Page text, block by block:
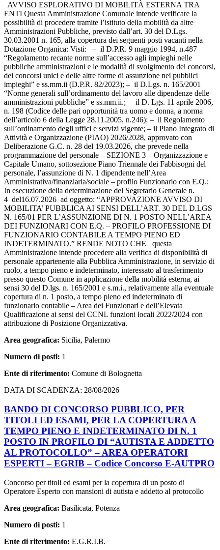
AVVISO ESPLORATIVO DI MOBILITÀ ESTERNA TRA
ENTI Questa Amministrazione Comunale intende verificare la
possibilità di procedere tramite l’istituto della mobilità da altre
Amministrazioni Pubbliche, previsto dall’art. 30 del D.Lgs.
30.03.2001 n. 165, alla copertura dei seguenti posti vacanti nella
Dotazione Organica: Visti: – il D.P.R. 9 maggio 1994, n.487
“Regolamento recante norme sull’accesso agli impieghi nelle
pubbliche amministrazioni e le modalità di svolgimento dei concorsi,
dei concorsi unici e delle altre forme di assunzione nei pubblici
impieghi” e ss.mm.ii (D.P.R. 82/2023); – il D.Lgs. n. 165/2001
“Norme generali sull’ordinamento del lavoro alle dipendenze delle
amministrazioni pubbliche” e ss.mm.ii.; – il D. Lgs. 11 aprile 2006,
n. 198 (Codice delle pari opportunità tra uomo e donna, a norma
dell’articolo 6 della Legge 28.11.2005, n.246); – il Regolamento
sull’ordinamento degli uffici e servizi vigente; – il Piano Integrato di
Attività e Organizzazione (PIAO) 2026/2028, approvato con
Deliberazione G.C. n. 28 del 19.03.2026, che prevede nella
programmazione del personale – SEZIONE 3 – Organizzazione e
Capitale Umano, sottosezione Piano Triennale dei Fabbisogni del
personale, l’assunzione di N. 1 dipendente nell’Area
Amministrativa/finanziaria/sociale – profilo Funzionario con E.Q.;
In esecuzione della determinazione del Segretario Generale n.
4 del16.07.2026 ad oggetto: “APPROVAZIONE AVVISO DI
MOBILITA’ PUBBLICA AI SENSI DELL’ART. 30 DEL D.LGS
N. 165/01 PER L’ASSUNZIONE DI N. 1 POSTO NELL’AREA
DEI FUNZIONARI CON E.Q. – PROFILO PROFESSIONE DI
FUNZIONARIO CONTABILE A TEMPO PIENO ED
INDETERMINATO.” RENDE NOTO CHE questa
Amministrazione intende procedere alla verifica di disponibilità di
personale appartenente alla Pubblica Amministrazione, in servizio di
ruolo, a tempo pieno e indeterminato, interessato al trasferimento
presso questo Comune in applicazione della mobilità esterna, ai
sensi 30 del D.lgs. n. 165/2001 e s.m.i., relativamente alla eventuale
copertura di n. 1 posto, a tempo pieno ed indeterminato di
funzionario contabile – Area dei Funzionari e dell’Elevata
Qualificazione ai sensi del CCNL funzioni locali 2022/2024 con
attribuzione di Posizione Organizzativa.
Area geografica: Sicilia, Palermo
Numero di posti: 1
Ente di riferimento: Comune di Bolognetta
DATA DI SCADENZA: 28/08/2026
BANDO DI CONCORSO PUBBLICO, PER
TITOLI ED ESAMI, PER LA COPERTURA A
TEMPO PIENO E INDETERMINATO DI N. 1
POSTO IN PROFILO DI “AUTISTA E ADDETTO
AL PROTOCOLLO” – AREA OPERATORI
ESPERTI – EGRIB – Codice Concorso E-AUTPRO
Concorso per titoli ed esami per la copertura di un posto di
Operatore Esperto con mansioni di autista e addetto al protocollo
Area geografica: Basilicata, Potenza
Numero di posti: 1
Ente di riferimento: E.G.R.I.B.